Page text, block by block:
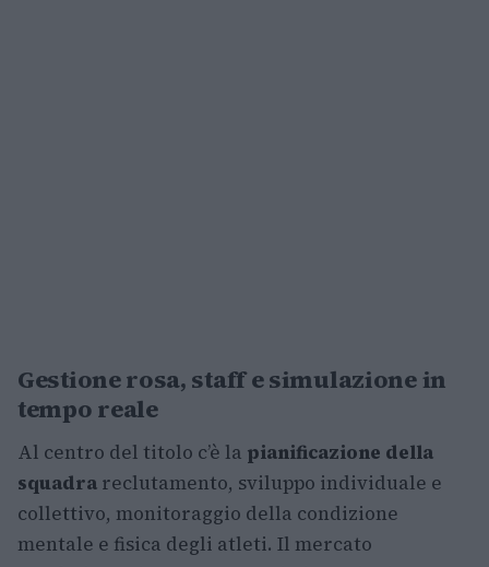
Gestione rosa, staff e simulazione in
tempo reale
Al centro del titolo c’è la pianificazione della
squadra reclutamento, sviluppo individuale e
collettivo, monitoraggio della condizione
mentale e fisica degli atleti. Il mercato